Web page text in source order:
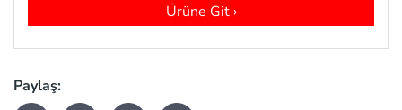
Ürüne Git ›
Paylaş: